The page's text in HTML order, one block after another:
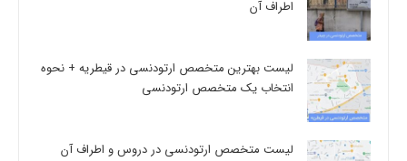
اطراف آن
لیست بهترین متخصص ارتودنسی در قیطریه + نحوه
انتخاب یک متخصص ارتودنسی
لیست متخصص ارتودنسی در دروس و اطراف آن